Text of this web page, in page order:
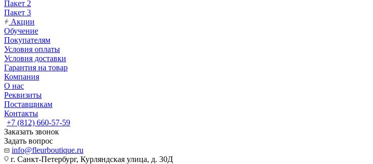
Пакет 2
Пакет 3
Акции
Обучение
Покупателям
Условия оплаты
Условия доставки
Гарантия на товар
Компания
О нас
Реквизиты
Поставщикам
Контакты
+7 (812) 660-57-59
Заказать звонок
Задать вопрос
info@fleurboutique.ru
г. Санкт-Петербург, Курляндская улица, д. 30Д